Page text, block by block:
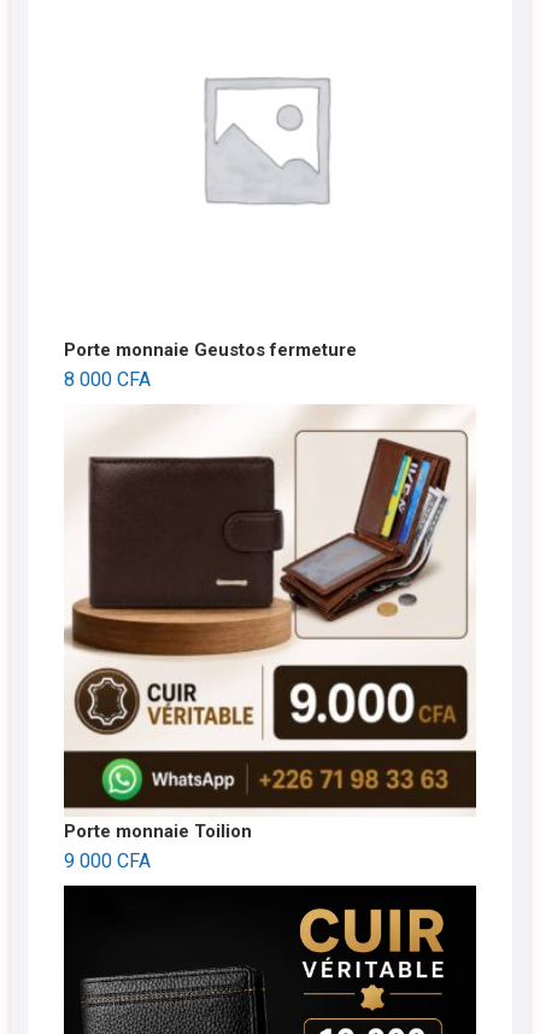
Porte monnaie Geustos fermeture
8 000 CFA
Porte monnaie Toilion
9 000 CFA